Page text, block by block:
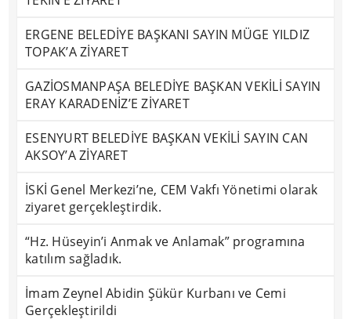
ERGENE BELEDİYE BAŞKANI SAYIN MÜGE YILDIZ
TOPAK’A ZİYARET
GAZİOSMANPAŞA BELEDİYE BAŞKAN VEKİLİ SAYIN
ERAY KARADENİZ’E ZİYARET
ESENYURT BELEDİYE BAŞKAN VEKİLİ SAYIN CAN
AKSOY’A ZİYARET
İSKİ Genel Merkezi’ne, CEM Vakfı Yönetimi olarak
ziyaret gerçekleştirdik.
“Hz. Hüseyin’i Anmak ve Anlamak” programına
katılım sağladık.
İmam Zeynel Abidin Şükür Kurbanı ve Cemi
Gerçekleştirildi